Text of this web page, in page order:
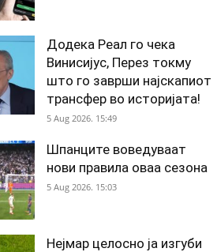
Додека Реал го чека
Винисијус, Перез токму
што го заврши најскапиот
трансфер во историјата!
5 Aug 2026. 15:49
Шпанците воведуваат
нови правила оваа сезона
5 Aug 2026. 15:03
Нејмар целосно ја изгуби